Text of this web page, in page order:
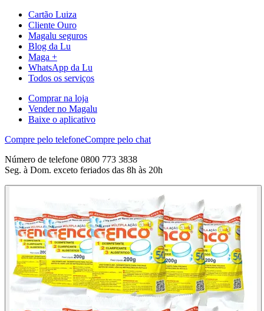
Cartão Luiza
Cliente Ouro
Magalu seguros
Blog da Lu
Maga +
WhatsApp da Lu
Todos os serviços
Comprar na loja
Vender no Magalu
Baixe o aplicativo
Compre pelo telefoneCompre pelo chat
Número de telefone 0800 773 3838
Seg. à Dom. exceto feriados das 8h às 20h